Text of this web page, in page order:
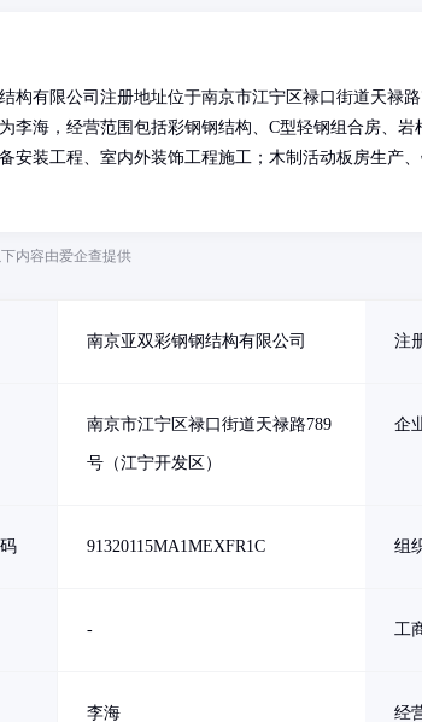
构有限公司注册地址位于南京市江宁区禄口街道天禄
李海，经营范围包括彩钢钢结构、C型轻钢组合房、
安装工程、室内外装饰工程施工；木制活动板房生产
内容由爱企查提供
南京亚双彩钢钢结构有限公司 注
南京市江宁区禄口街道天禄路789
号（江宁开发区）
企
91320115MA1MEXFR1C 组
- 工
李海 经